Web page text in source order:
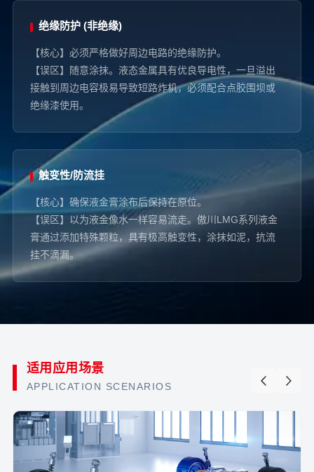
绝缘防护 (非绝缘)
【核心】必须严格做好周边电路的绝缘防护。
【误区】随意涂抹。液态金属具有优良导电性，一旦溢出
接触到周边电容极易导致短路炸机，必须配合点胶围坝或
绝缘漆使用。
触变性/防流挂
【核心】确保液金膏涂布后保持在原位。
【误区】以为液金像水一样容易流走。傲川LMG系列液金
膏通过添加特殊颗粒，具有极高触变性，涂抹如泥，抗流
挂不滴漏。
适用应用场景
APPLICATION SCENARIOS